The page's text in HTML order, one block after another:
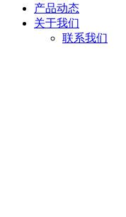
产品动态
关于我们
联系我们